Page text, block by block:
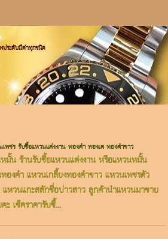
งประดับมีค่าทุกชนิด
พชร รับซื้อแหวนแต่งงาน ทองคำ ทองเค ทองคำขาว
มั้น ร้านรับซื้อแหวนแต่งงาน หรือแหวนหมั้น
องคำ แหวนเกลี้ยงทองคำขาว แหวนเพชรตัว
แหวนแกะสลักชื่อบ่าวสาว ลูกค้านำแหวนมาขาย
ะ เช็คราคารับซื้...